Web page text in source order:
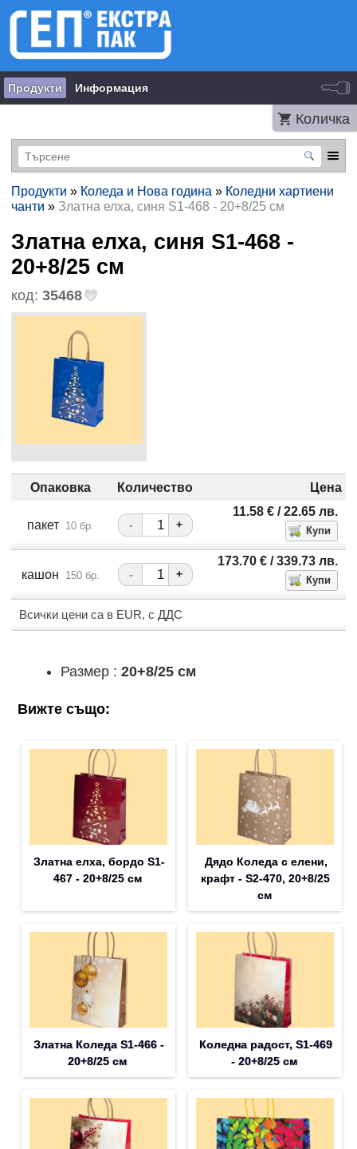
Продукти Информация
Количка
Продукти » Коледа и Нова година » Коледни хартиени
чанти » Златна елха, синя S1-468 - 20+8/25 см
Златна елха, синя S1-468 -
20+8/25 см
код: 35468
Опаковка Количество Цена
пакет 10 бр. - +
11.58 €/ 22.65 лв.
кашон 150 бр. - +
173.70 €/ 339.73 лв.
Всички цени са в EUR, с ДДС
Размер : 20+8/25 см
Вижте също:
Златна елха, бордо S1-
467 - 20+8/25 см
Дядо Коледа с елени,
крафт - S2-470, 20+8/25
см
Златна Коледа S1-466 -
20+8/25 см
Коледна радост, S1-469
- 20+8/25 см